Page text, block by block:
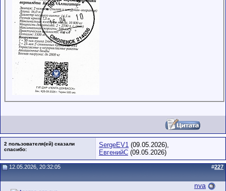
2 пользователя(ей) сказали
cпасибо:
SergeEV1 (09.05.2026),
ЕвгенийС (09.05.2026)
12.05.2026, 20:32:05 #227
nva